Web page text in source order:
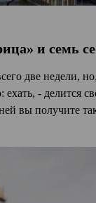
и семь
две недели,
ехать, - делится
вы получите